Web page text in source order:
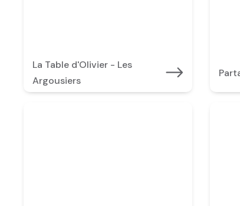
La Table d'Olivier - Les
Argousiers